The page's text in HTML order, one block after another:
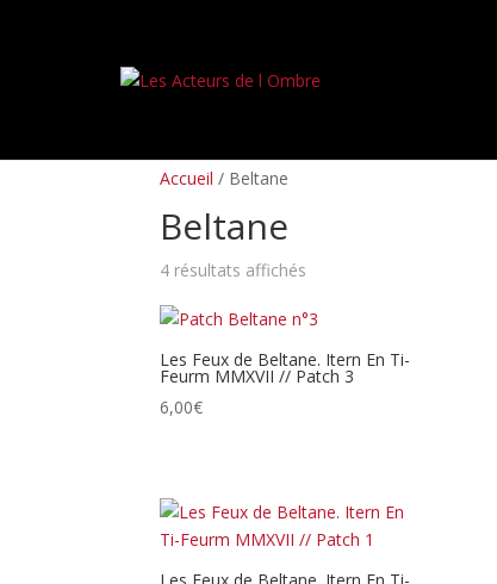
Accueil / Beltane
Beltane
4 résultats affichés
plus
récent
au
Les Feux de Beltane. Itern En Ti-
Feurm MMXVII // Patch 3
6,00€